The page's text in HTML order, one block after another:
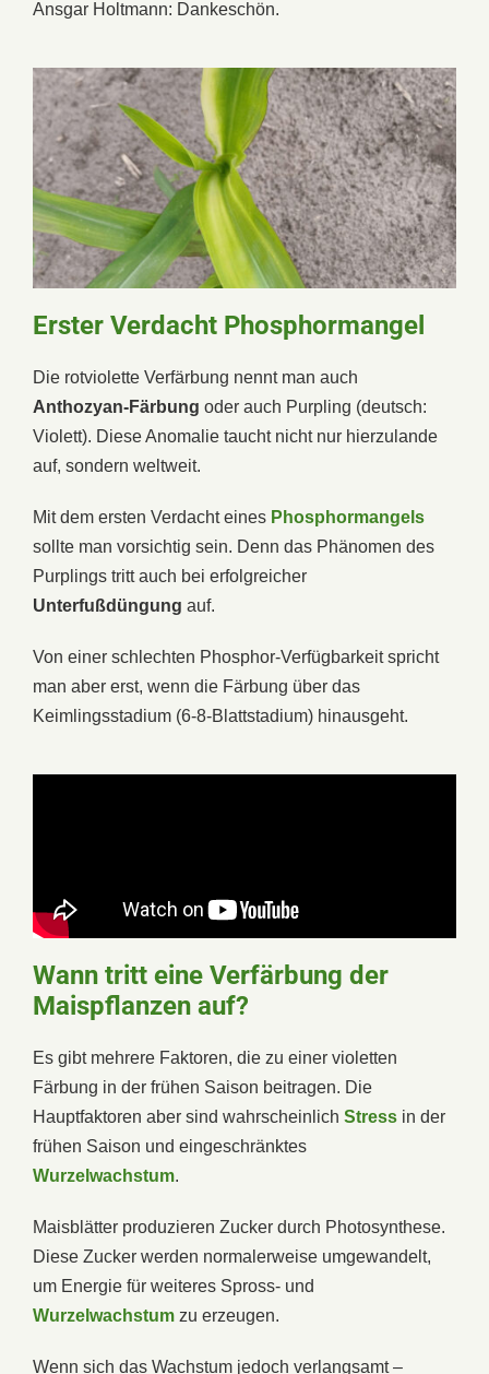
Ansgar Holtmann: Dankeschön.
Erster Verdacht Phosphormangel
Die rotviolette Verfärbung nennt man auch
Anthozyan-Färbung oder auch Purpling (deutsch:
Violett). Diese Anomalie taucht nicht nur hierzulande
auf, sondern weltweit.
Mit dem ersten Verdacht eines Phosphormangels
sollte man vorsichtig sein. Denn das Phänomen des
Purplings tritt auch bei erfolgreicher
Unterfußdüngung auf.
Von einer schlechten Phosphor-Verfügbarkeit spricht
man aber erst, wenn die Färbung über das
Keimlingsstadium (6-8-Blattstadium) hinausgeht.
Wann tritt eine Verfärbung der
Maispflanzen auf?
Es gibt mehrere Faktoren, die zu einer violetten
Färbung in der frühen Saison beitragen. Die
Hauptfaktoren aber sind wahrscheinlich Stress in der
frühen Saison und eingeschränktes
Wurzelwachstum.
Maisblätter produzieren Zucker durch Photosynthese.
Diese Zucker werden normalerweise umgewandelt,
um Energie für weiteres Spross- und
Wurzelwachstum zu erzeugen.
Wenn sich das Wachstum jedoch verlangsamt –